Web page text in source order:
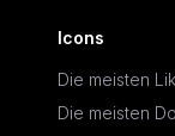
Icons
Die meisten
Die meisten